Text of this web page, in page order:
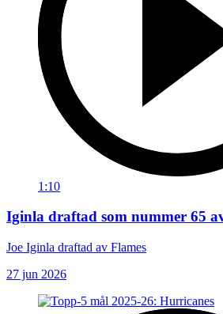
1:10
Iginla draftad som nummer 65
Joe Iginla draftad av Flames
27 jun 2026